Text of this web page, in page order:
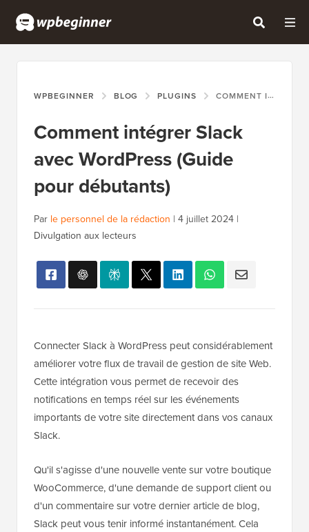
WPBEGINNER BLOG PLUGINS COMMENT INTÉGRER SLACK AVEC WORDPRESS (GUIDE POUR DÉBUTANTS)
Comment intégrer Slack
avec WordPress (Guide
pour débutants)
Par le personnel de la rédaction | 4 juillet 2024 |
Divulgation aux lecteurs
Connecter Slack à WordPress peut considérablement
améliorer votre flux de travail de gestion de site Web.
Cette intégration vous permet de recevoir des
notifications en temps réel sur les événements
importants de votre site directement dans vos canaux
Slack.
Qu'il s'agisse d'une nouvelle vente sur votre boutique
WooCommerce, d'une demande de support client ou
d'un commentaire sur votre dernier article de blog,
Slack peut vous tenir informé instantanément. Cela